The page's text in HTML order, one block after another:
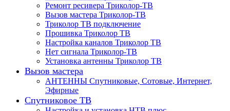
Ремонт ресивера Триколор-ТВ
Вызов мастера Триколор-ТВ
Триколор ТВ подключение
Прошивка Триколор ТВ
Настройка каналов Триколор ТВ
Нет сигнала Триколор-ТВ
Установка антенны Триколор ТВ
Вызов мастера
АНТЕННЫ Спутниковые, Сотовые, Интернет,
Эфирные
Спутниковое ТВ